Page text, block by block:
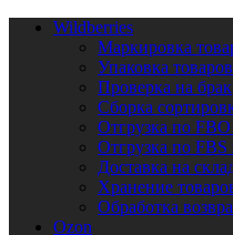
Wildberries
Маркировка
Упаковка
Проверка на брак
Сборка
Отгрузка по
Отгрузка по FBS
Доставка на
Хранение
Обработка
Ozon